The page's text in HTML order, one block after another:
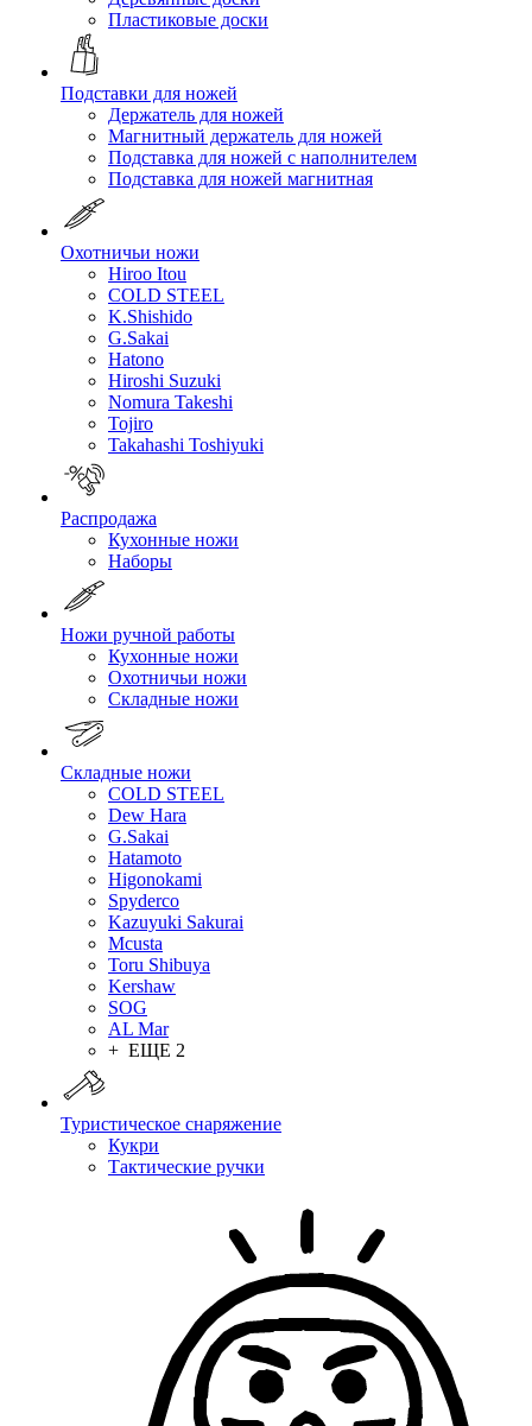
Пластиковые доски
Подставки для ножей
Держатель для ножей
Магнитный держатель для ножей
Подставка для ножей с наполнителем
Подставка для ножей магнитная
Охотничьи ножи
Hiroo Itou
COLD STEEL
K.Shishido
G.Sakai
Hatono
Hiroshi Suzuki
Nomura Takeshi
Tojiro
Takahashi Toshiyuki
Распродажа
Кухонные ножи
Наборы
Ножи ручной работы
Кухонные ножи
Охотничьи ножи
Складные ножи
Складные ножи
COLD STEEL
Dew Hara
G.Sakai
Hatamoto
Higonokami
Spyderco
Kazuyuki Sakurai
Mcusta
Toru Shibuya
Kershaw
SOG
AL Mar
+ ЕЩЕ 2
Туристическое снаряжение
Кукри
Тактические ручки